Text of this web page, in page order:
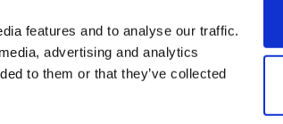
features and to analyse our traffic.
advertising and analytics
to them or that they’ve collected
Gouvernance
Press kit